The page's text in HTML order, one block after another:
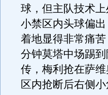
球，但主队技术
小禁区内头球偏
着地显得非常痛
分钟莫塔中场踢
传，梅利抢在萨
区内抢断后右侧小